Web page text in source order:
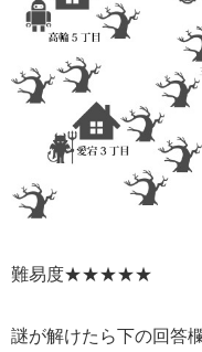
難易度★★★★★
謎が解けたら下の回答